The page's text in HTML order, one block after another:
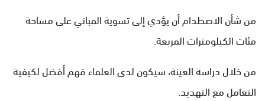
من شأن الاصطدام أن يؤدي إلى تسوية المباني على مساحة
مئات الكيلومترات المربعة.
من خلال دراسة العينة، سيكون لدى العلماء فهم أفضل لكيفية
التعامل مع التهديد.